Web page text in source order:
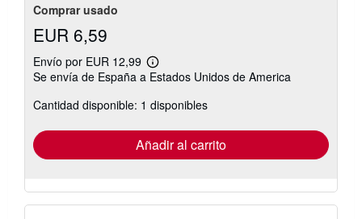
Comprar usado
EUR 6,59
Envío por EUR 12,99
Más
información
las
tarifas
envío
Se envía de España a Estados Unidos de America
Cantidad disponible: 1 disponibles
Añadir al carrito